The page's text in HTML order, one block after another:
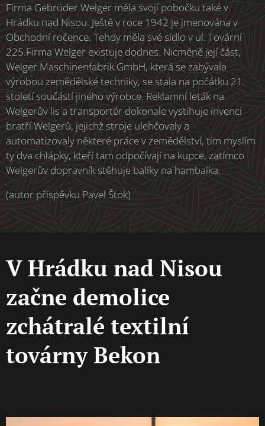
Firma Gebrüder Welger měla svojí pobočku také v
Hrádku nad Nisou. Ještě v roce 1942 je jmenována v
Obchodní ročence. Tehdy měla své sídlo v ul. Tovární
225.Firma Welger existuje dodnes. Nicméně její část,
Welger Maschinenfabrik GmbH, která se zabývala
výrobou zemědělské techniky, se stala na počátku 21.
století součástí jiného výrobce. Reklamní leták na
Welgerův lis a transportér dokonale vystihuje invenci
bratří Welgerů, jejichž stroje ulehčovaly a
automatizovaly některé práce v zemědělství, tím myslím
ty dva chlápky, kteří tam odpočívají na kupce, zatímco
Welgerův dopravník stěhuje balíky na hambalka.
(autor příspěvku Pavel Štok)
V Hrádku nad Nisou
začne demolice
zchátralé textilní
továrny Bekon